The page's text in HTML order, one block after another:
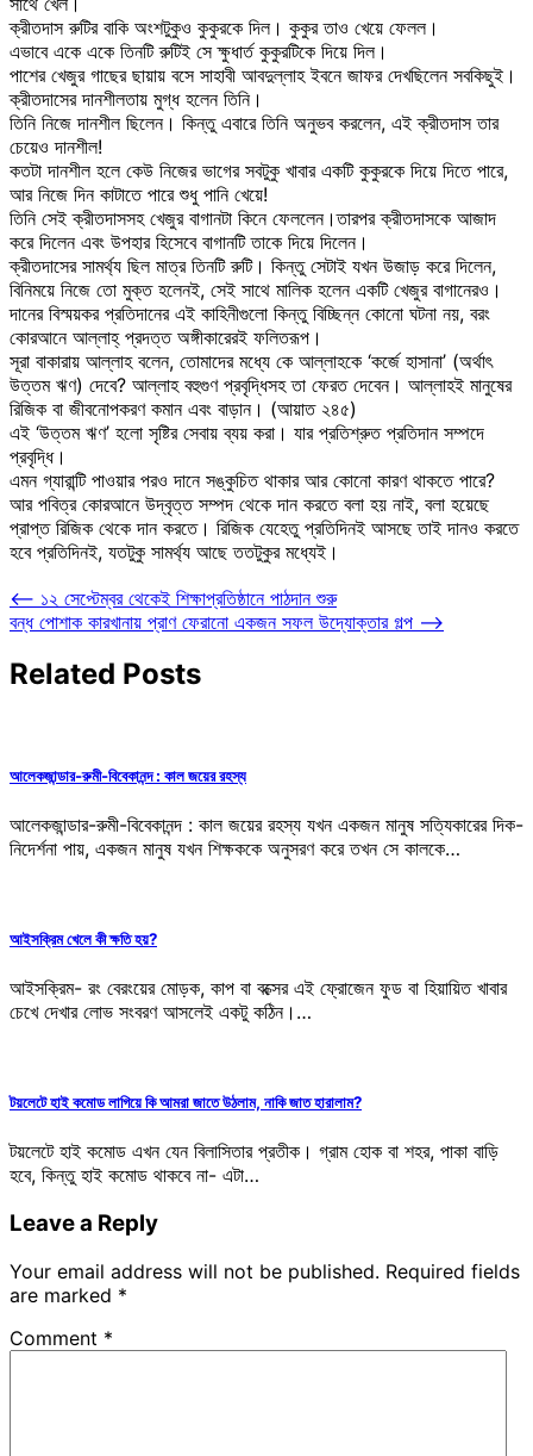
ক্রীতদাস রুটির বাকি অংশটুকুও কুকুরকে দিল। কুকুর তাও খেয়ে ফেলল।
এভাবে একে একে তিনটি রুটিই সে ক্ষুধার্ত কুকুরটিকে দিয়ে দিল।
পাশের খেজুর গাছের ছায়ায় বসে সাহাবী আবদুল্লাহ ইবনে জাফর দেখছিলেন সবকিছুই।
ক্রীতদাসের দানশীলতায় মুগ্ধ হলেন তিনি।
তিনি নিজে দানশীল ছিলেন। কিন্তু এবারে তিনি অনুভব করলেন, এই ক্রীতদাস তার
চেয়েও দানশীল!
কতটা দানশীল হলে কেউ নিজের ভাগের সবটুকু খাবার একটি কুকুরকে দিয়ে দিতে পারে,
আর নিজে দিন কাটাতে পারে শুধু পানি খেয়ে!
তিনি সেই ক্রীতদাসসহ খেজুর বাগানটা কিনে ফেললেন।তারপর ক্রীতদাসকে আজাদ
করে দিলেন এবং উপহার হিসেবে বাগানটি তাকে দিয়ে দিলেন।
ক্রীতদাসের সামর্থ্য ছিল মাত্র তিনটি রুটি। কিন্তু সেটাই যখন উজাড় করে দিলেন,
বিনিময়ে নিজে তো মুক্ত হলেনই, সেই সাথে মালিক হলেন একটি খেজুর বাগানেরও।
দানের বিস্ময়কর প্রতিদানের এই কাহিনীগুলো কিন্তু বিচ্ছিন্ন কোনো ঘটনা নয়, বরং
কোরআনে আল্লাহ্ প্রদত্ত অঙ্গীকারেরই ফলিতরূপ।
সূরা বাকারায় আল্লাহ বলেন, তোমাদের মধ্যে কে আল্লাহকে ‘কর্জে হাসানা’ (অর্থাৎ
উত্তম ঋণ) দেবে? আল্লাহ বহুগুণ প্রবৃদ্ধিসহ তা ফেরত দেবেন। আল্লাহই মানুষের
রিজিক বা জীবনোপকরণ কমান এবং বাড়ান। (আয়াত ২৪৫)
এই ‘উত্তম ঋণ’ হলো সৃষ্টির সেবায় ব্যয় করা। যার প্রতিশ্রুত প্রতিদান সম্পদে
প্রবৃদ্ধি।
এমন গ্যারান্টি পাওয়ার পরও দানে সঙ্কুচিত থাকার আর কোনো কারণ থাকতে পারে?
আর পবিত্র কোরআনে উদ্বৃত্ত সম্পদ থেকে দান করতে বলা হয় নাই, বলা হয়েছে
প্রাপ্ত রিজিক থেকে দান করতে। রিজিক যেহেতু প্রতিদিনই আসছে তাই দানও করতে
হবে প্রতিদিনই, যতটুকু সামর্থ্য আছে ততটুকুর মধ্যেই।
Post
navigation
⟵ ১২ সেপ্টেম্বর থেকেই শিক্ষাপ্রতিষ্ঠানে পাঠদান শুরু
বন্ধ পোশাক কারখানায় প্রাণ ফেরানো একজন সফল উদ্যোক্তার গল্প ⟶
Related Posts
আলেকজান্ডার-রুমী-বিবেকানন্দ : কাল জয়ের রহস্য
আলেকজান্ডার-রুমী-বিবেকানন্দ : কাল জয়ের রহস্য যখন একজন মানুষ সত্যিকারের দিক-
নিদের্শনা পায়, একজন মানুষ যখন শিক্ষককে অনুসরণ করে তখন সে কালকে…
আইসক্রিম খেলে কী ক্ষতি হয়?
আইসক্রিম- রং বেরংয়ের মোড়ক, কাপ বা বক্সের এই ফ্রোজেন ফুড বা হিয়ায়িত খাবার
চেখে দেখার লোভ সংবরণ আসলেই একটু কঠিন।…
টয়লেটে হাই কমোড লাগিয়ে কি আমরা জাতে উঠলাম, নাকি জাত হারালাম?
টয়লেটে হাই কমোড এখন যেন বিলাসিতার প্রতীক। গ্রাম হোক বা শহর, পাকা বাড়ি
হবে, কিন্তু হাই কমোড থাকবে না- এটা…
Leave a Reply
Your email address will not be published. Required fields
are marked *
Comment *